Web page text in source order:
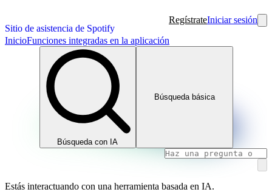
Sitio de asistencia de Spotify
RegístrateIniciar sesión
InicioFunciones integradas en la aplicación
Búsqueda con IA
Búsqueda básica
Estás interactuando con una herramienta basada en IA.